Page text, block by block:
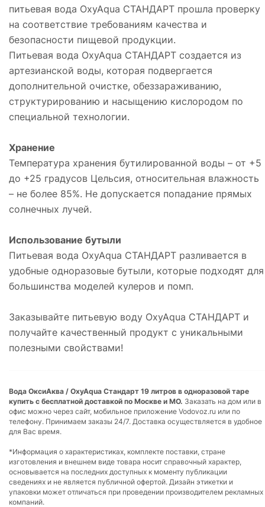
питьевая вода OxyAqua СТАНДАРТ прошла проверку
на соответствие требованиям качества и
безопасности пищевой продукции.
Питьевая вода OxyAqua СТАНДАРТ создается из
артезианской воды, которая подвергается
дополнительной очистке, обеззараживанию,
структурированию и насыщению кислородом по
специальной технологии.
Хранение
Температура хранения бутилированной воды – от +5
до +25 градусов Цельсия, относительная влажность
– не более 85%. Не допускается попадание прямых
солнечных лучей.
Использование бутыли
Питьевая вода OxyAqua СТАНДАРТ разливается в
удобные одноразовые бутыли, которые подходят для
большинства моделей кулеров и помп.
Заказывайте питьевую воду OxyAqua СТАНДАРТ и
получайте качественный продукт с уникальными
полезными свойствами!
Вода ОксиАква / OxyAqua Стандарт 19 литров в одноразовой таре
купить с бесплатной доставкой по Москве и МО. Заказать на дом или в
офис можно через сайт, мобильное приложение Vodovoz.ru или по
телефону. Принимаем заказы 24/7. Доставка осуществляется в удобное
для Вас время.
*Информация о характеристиках, комплекте поставки, стране
изготовления и внешнем виде товара носит справочный характер,
основывается на последних доступных к моменту публикации
сведениях и не является публичной офертой. Дизайн этикетки и
упаковки может отличаться при проведении производителем рекламных
компаний.